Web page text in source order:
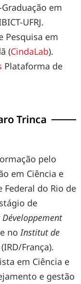
em
UFRJ.
Pesquisa em
(CindaLab).
Plataforma de
Trinca
pelo
em Ciência e
Federal do Rio de
de
e no Institut de
França).
em Ciência e
e gestão